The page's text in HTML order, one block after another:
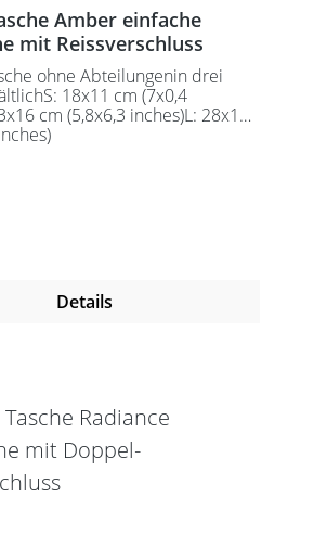
Amber einfache
mit Reissverschluss
ohne Abteilungenin drei
18x11 cm (7x0,4
cm (5,8x6,3 inches)L: 28x18
Details